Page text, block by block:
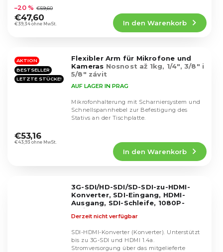
durchschnittliche
Produktbewertung
ist
Sternen.
€39,34 ohne MwSt.
–20 % €59,60
€47,60
In den Warenkorb
AKTION
BESTSELLER
LETZTE STÜCKE!
Flexibler Arm für Mikrofone und
Kameras Nosnost až 1kg, 1/4", 3/8" i
5/8" závit
durchschnittliche
Produktbewertung
AUF LAGER IN PRAG
€43,93 ohne MwSt.
€53,16
In den Warenkorb
Mikrofonhalterung mit Scharniersystem und
Schnellspannhebel zur Befestigung des
Stativs an der Tischplatte.
3G-SDI/HD-SDI/SD-SDI-zu-HDMI-
Konverter, SDI-Eingang, HDMI-
Ausgang, SDI-Schleife, 1080P-
Splitter, HDCP 1.3-Unterstützung für
TV-Kameras
Derzeit nicht verfügbar
SDI-HDMI-Konverter (Konverter). Unterstützt
bis zu 3G-SDI und HDMI 1.4a.
Stromversorgung über das mitgelieferte